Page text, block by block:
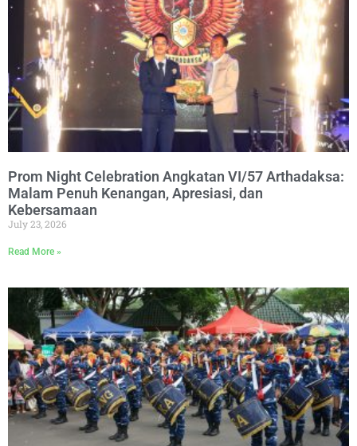
Prom Night Celebration Angkatan VI/57 Arthadaksa:
Malam Penuh Kenangan, Apresiasi, dan
Kebersamaan
July 23, 2026
Read More »